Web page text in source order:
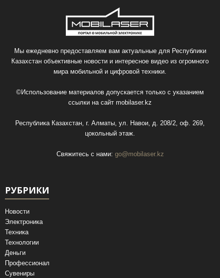
Мы ежедневно предоставляем вам актуальные для Республики
Казахстан объективные новости и интересное видео из огромного
мира мобильной и цифровой техники.
©Использование материалов допускается только с указанием
ссылки на сайт mobilaser.kz
Республика Казахстан, г. Алматы, ул. Навои, д. 208/2, оф. 269,
цокольный этаж.
Свяжитесь с нами: go@mobilaser.kz
РУБРИКИ
Новости
Электроника
Техника
Технологии
Деньги
Профессионал
Сувениры